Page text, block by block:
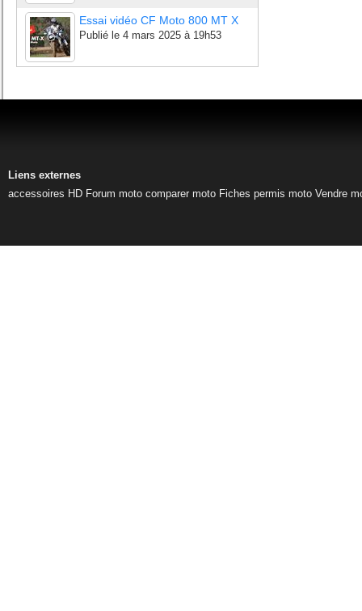
Essai vidéo CF Moto 800 MT X
Publié le 4 mars 2025 à 19h53
Liens externes
accessoires HD Forum moto comparer moto Fiches permis moto Vendre